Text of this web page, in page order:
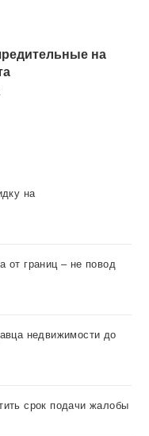
на
на
от границ – не повод
недвижимости до
срок подачи жалобы